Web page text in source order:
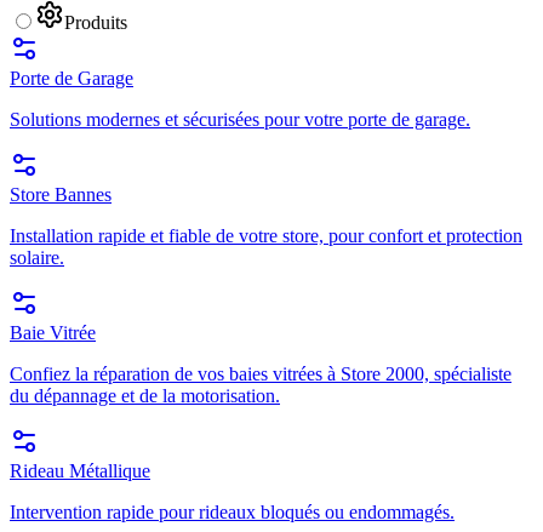
Produits
Porte de Garage
Solutions modernes et sécurisées pour votre porte de garage.
Store Bannes
Installation rapide et fiable de votre store, pour confort et protection
solaire.
Baie Vitrée
Confiez la réparation de vos baies vitrées à Store 2000, spécialiste
du dépannage et de la motorisation.
Rideau Métallique
Intervention rapide pour rideaux bloqués ou endommagés.